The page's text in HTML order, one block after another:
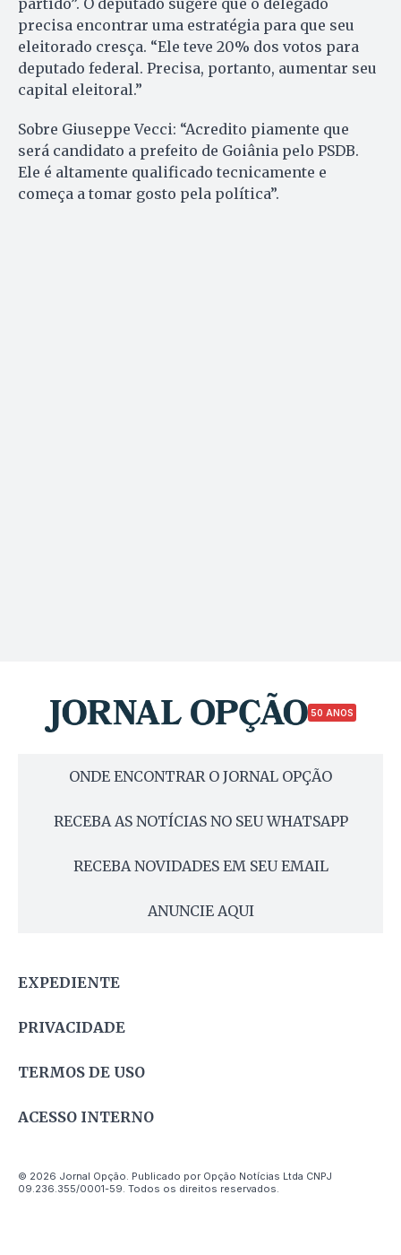
precisa encontrar uma estratégia para que seu
eleitorado cresça. “Ele teve 20% dos votos para
deputado federal. Precisa, portanto, aumentar seu
capital eleitoral.”
Sobre Giuseppe Vecci: “Acredito piamente que
será candidato a prefeito de Goiânia pelo PSDB.
Ele é altamente qualificado tecnicamente e
começa a tomar gosto pela política”.
50 ANOS
ONDE ENCONTRAR O JORNAL OPÇÃO
RECEBA AS NOTÍCIAS NO SEU WHATSAPP
RECEBA NOVIDADES EM SEU EMAIL
ANUNCIE AQUI
EXPEDIENTE
PRIVACIDADE
TERMOS DE USO
ACESSO INTERNO
© 2026 Jornal Opção. Publicado por Opção Notícias Ltda CNPJ
09.236.355/0001-59. Todos os direitos reservados.